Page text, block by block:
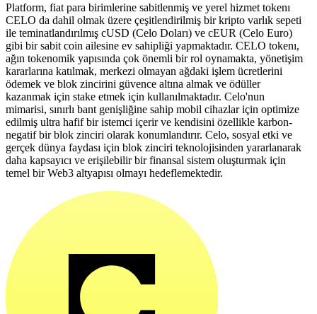
Platform, fiat para birimlerine sabitlenmiş ve yerel hizmet tokenı
CELO da dahil olmak üzere çeşitlendirilmiş bir kripto varlık sepeti
ile teminatlandırılmış cUSD (Celo Doları) ve cEUR (Celo Euro)
gibi bir sabit coin ailesine ev sahipliği yapmaktadır. CELO tokenı,
ağın tokenomik yapısında çok önemli bir rol oynamakta, yönetişim
kararlarına katılmak, merkezi olmayan ağdaki işlem ücretlerini
ödemek ve blok zincirini güvence altına almak ve ödüller
kazanmak için stake etmek için kullanılmaktadır. Celo'nun
mimarisi, sınırlı bant genişliğine sahip mobil cihazlar için optimize
edilmiş ultra hafif bir istemci içerir ve kendisini özellikle karbon-
negatif bir blok zinciri olarak konumlandırır. Celo, sosyal etki ve
gerçek dünya faydası için blok zinciri teknolojisinden yararlanarak
daha kapsayıcı ve erişilebilir bir finansal sistem oluşturmak için
temel bir Web3 altyapısı olmayı hedeflemektedir.